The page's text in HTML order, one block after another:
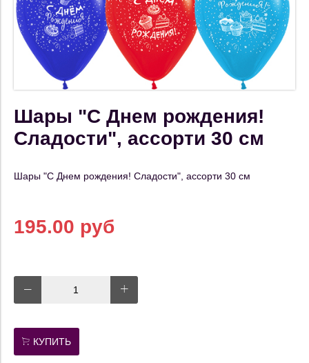
Шары "С Днем рождения!
Сладости", ассорти 30 см
Шары "С Днем рождения! Сладости", ассорти 30 см
195.00 руб
КУПИТЬ